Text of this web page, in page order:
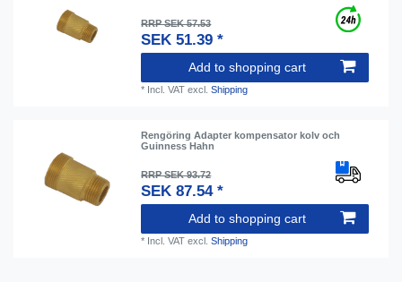
RRP SEK 57.53
SEK 51.39 *
Add to shopping cart
* Incl. VAT excl.Shipping
Rengöring Adapter kompensator kolv och
Guinness Hahn
RRP SEK 93.72
SEK 87.54 *
Add to shopping cart
* Incl. VAT excl.Shipping